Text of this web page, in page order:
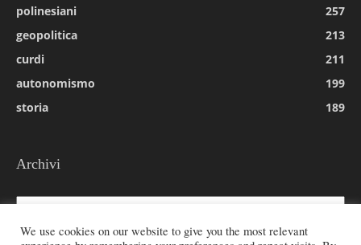
polinesiani
257
geopolitica
213
curdi
211
autonomismo
199
storia
189
Archivi
Archivi
We use cookies on our website to give you the most relevant